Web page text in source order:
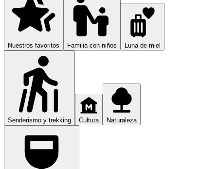
Nuestros favoritos Familia con niños Luna de miel
Senderismo y trekking Cultura Naturaleza